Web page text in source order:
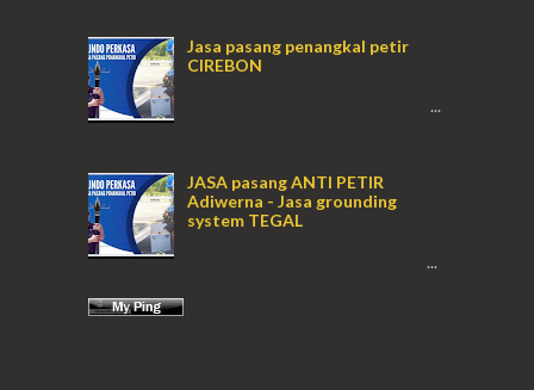
CIKOKOL TANGERANG ...Jasa pasang penangkal petir
CIREBON
...
JASA pasang ANTI PETIR
Adiwerna - Jasa grounding
system TEGAL
...